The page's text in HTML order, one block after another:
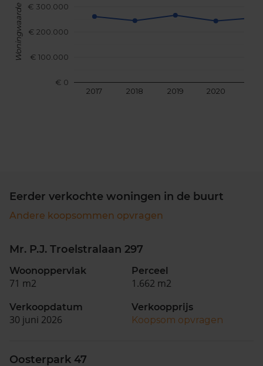
2017 2018 2019 2020
€ 0
€ 100.000
€ 200.000
€ 300.000
Woningwaarde
Eerder verkochte woningen in de buurt
Andere koopsommen opvragen
Mr. P.J. Troelstralaan 297
Woonoppervlak
71 m2
Perceel
1.662 m2
Verkoopdatum
30 juni 2026
Verkoopprijs
Koopsom opvragen
Oosterpark 47